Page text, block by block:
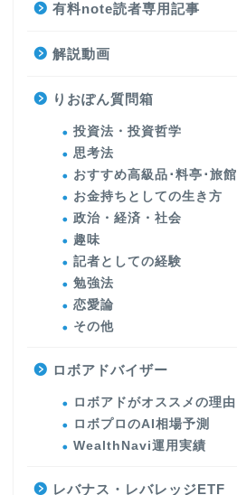
有料note読者専用記事
解説動画
りおぽん質問箱
投資法・投資哲学
思考法
おすすめ高級品･料亭･旅館
お金持ちとしての生き方
政治・経済・社会
趣味
記者としての経験
勉強法
恋愛論
その他
ロボアドバイザー
ロボアドがオススメの理由
ロボプロのAI相場予測
WealthNavi運用実績
レバナス・レバレッジETF